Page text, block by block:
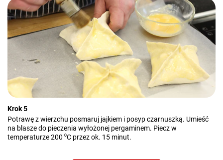
Krok 5
Potrawę z wierzchu posmaruj jajkiem i posyp czarnuszką. Umieść
na blasze do pieczenia wyłożonej pergaminem. Piecz w
temperaturze 200 ⁰C przez ok. 15 minut.